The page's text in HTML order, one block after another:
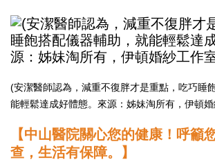
(安潔醫師認為，減重不復胖才是重點，吃巧睡
能輕鬆達成好體態。來源：姊妹淘所有，伊頓
【中山醫院關心您的健康！呼籲
查，生活有保障。】